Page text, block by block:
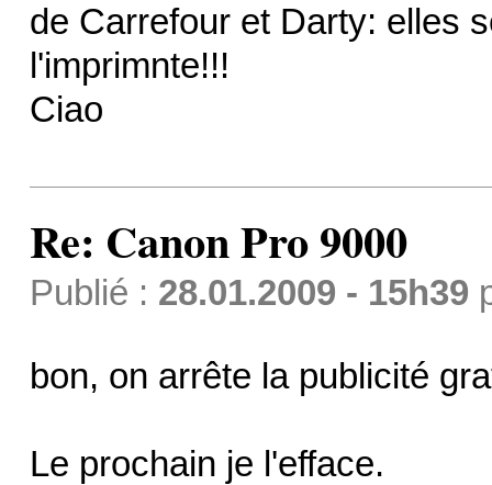
de Carrefour et Darty: elles
l'imprimnte!!!
Ciao
Re: Canon Pro 9000
Publié : 28.01.2009 - 15h39
bon, on arrête la publicité
Le prochain je l'efface.